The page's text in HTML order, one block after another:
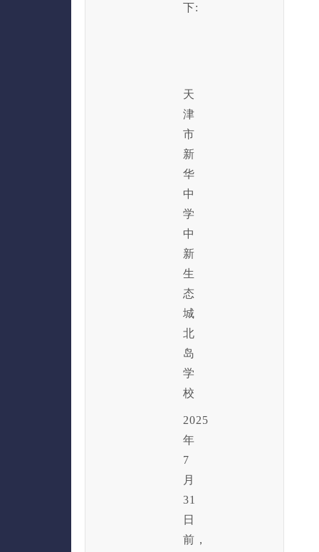
下:
天
津
市
新
华
中
学
中
新
生
态
城
北
岛
学
校
2025
年
7
月
31
日
前，